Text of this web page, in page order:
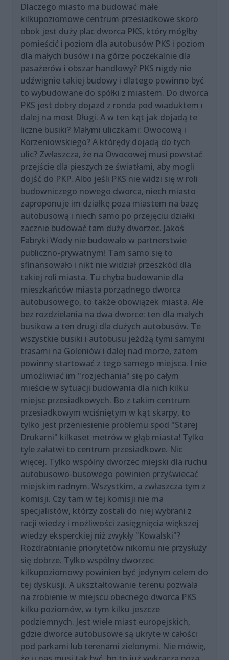
Dlaczego miasto ma budować małe
kilkupoziomowe centrum przesiadkowe skoro
obok jest duży plac dworca PKS, który mógłby
pomieścić i poziom dla autobusów PKS i poziom
dla małych busów i na górze poczekalnie dla
pasażerów i obszar handlowy? PKS nigdy nie
udźwignie takiej budowy i dlatego powinno być
to wybudowane do spółki z miastem. Do dworca
PKS jest dobry dojazd z ronda pod wiaduktem i
dalej na most Długi. A w ten kąt jak dojadą te
liczne busiki? Małymi uliczkami: Owocową i
Korzeniowskiego? A którędy dojadą do tych
ulic? Zwłaszcza, że na Owocowej musi powstać
przejście dla pieszych ze światłami, aby mogli
dojść do PKP. Albo jeśli PKS nie widzi się w roli
budowniczego nowego dworca, niech miasto
zaproponuje im działkę poza miastem na bazę
autobusową i niech samo po przejęciu działki
zacznie budować tam duży dworzec. Jakoś
Fabryki Wody nie budowało w partnerstwie
publiczno-prywatnym! Tam samo się to
sfinansowało i nikt nie widział przeszkód dla
takiej roli miasta. Tu chyba budowanie dla
mieszkańców miasta porządnego dworca
autobusowego, to także obowiązek miasta. Ale
bez rozdzielania na dwa dworce: ten dla małych
busikow a ten drugi dla dużych autobusów. Te
wszystkie busiki i autobusu jeżdżą tymi samymi
trasami na Goleniów i dalej nad morze, zatem
powinny startować z tego samego miejsca. I nie
umożliwiać im "rozjechania" się po całym
mieście w sytuacji budowania dla nich kilku
miejsc przesiadkowych. Bo z takim centrum
przesiadkowym wciśniętym w kąt skarpy, to
tylko jest przeniesienie problemu spod "Starej
Drukarni" kilkaset metrów w głąb miasta! Tylko
tyle załatwi to centrum przesiadkowe. Nic
więcej. Tylko wspólny dworzec miejski dla ruchu
autobusowo-busowego powinien przyświecać
miejskim radnym. Wszystkim, a zwłaszcza tym z
komisji. Czy tam w tej komisji nie ma
specjalistów, którzy zostali do niej wybrani z
racji wiedzy i możliwości zasięgnięcia większej
wiedzy eksperckiej niż zwykły "Kowalski"?
Rozdrabnianie priorytetów nikomu nie przysłuży
się dobrze. Tylko wspólny dworzec
kilkupoziomowy powinien być jedynym celem do
tej dyskusji. A ukształtowanie terenu pozwala
na zrobienie w miejscu obecnego dworca PKS
kilku poziomów, w tym kilku jeszcze
podziemnych. Jest wiele miast europejskich,
gdzie dworce autobusowe są ukryte w całości
pod parkami lub terenami zielonymi. Nie mówię,